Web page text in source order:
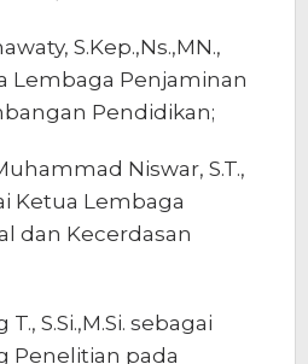
S.Kep.,Ns.,MN.,
Lembaga Penjaminan
Pendidikan;
Niswar, S.T.,
Ketua Lembaga
dan Kecerdasan
S.Si.,M.Si. sebagai
Penelitian pada